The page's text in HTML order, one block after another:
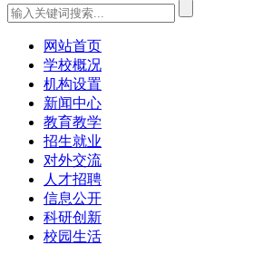
网站首页
学校概况
机构设置
新闻中心
教育教学
招生就业
对外交流
人才招聘
信息公开
科研创新
校园生活